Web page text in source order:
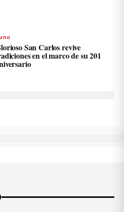
San Carlos revive
en el marco de su 201